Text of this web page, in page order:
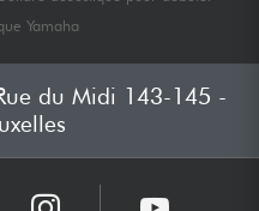
Yamaha
du Midi 143-145 -